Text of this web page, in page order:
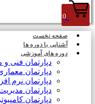
0
صفحه نخست
آشنایی با دوره ها
دوره های آموزشی
دپارتمان فنی و
دپارتمان
دپارتمان نرم
دپارتمان
دپارتمان کامپیوتر